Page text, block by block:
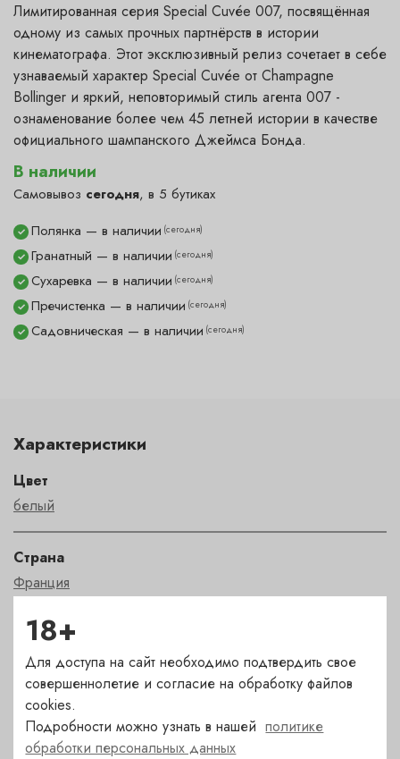
В наличии
Самовывоз сегодня, в 5 бутиках
✓ Гранатный — в наличии (сегодня)
✓ Полянка — в наличии (сегодня)
✓ Пречистенка — в наличии (сегодня)
✓ Садовническая — в наличии (сегодня)
✓ Сухаревка — в наличии (сегодня)
Лимитированная серия Special Cuvée 007, посвящённая
одному из самых прочных партнёрств в истории
кинематографа. Этот эксклюзивный релиз сочетает в себе
узнаваемый характер Special Cuvée от Champagne
Bollinger и яркий, неповторимый стиль агента 007 -
ознаменование более чем 45 летней истории в качестве
официального шампанского Джеймса Бонда.
Характеристики
Цвет
белый
Страна
Франция
Сорт
Менье ,Пино Нуар,Шардоне
Регион
Champagne
18+
Для доступа на сайт необходимо подтвердить свое
совершеннолетие и согласие на обработку файлов
cookies.
Подробности можно узнать в нашейполитике
обработки персональных данных